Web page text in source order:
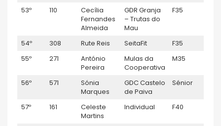
53º 110
Cecília
Fernandes
Almeida
GDR Granja
– Trutas do
Mau
F35
54º 308 Rute Reis SeitaFit F35
55º
271
António
Pereira
Mulas da
Cooperativa
M35
56º 571
Sónia
Marques
GDC Castelo
de Paiva
Sénior
57º 161
Celeste
Martins
Individual F40